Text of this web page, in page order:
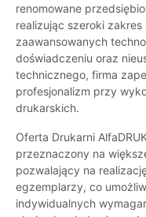
renomowane
realizując szeroki zakres
zaawansowanych
doświadczeniu oraz
technicznego, firma
profesjonalizm przy
drukarskich.
Oferta Drukarni
przeznaczony na
pozwalający na
egzemplarzy, co
indywidualnych